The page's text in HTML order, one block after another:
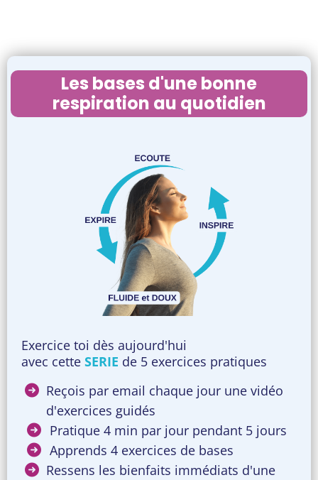
Les bases d'une bonne
respiration au quotidien
Exercice toi dès aujourd'hui
avec cette SERIE de 5 exercices pratiques
Reçois par email chaque jour une vidéo
d'exercices guidés
Pratique 4 min par jour pendant 5 jours
Apprends 4 exercices de bases
Ressens les bienfaits immédiats d'une